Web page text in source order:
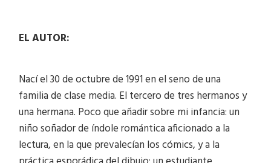
EL AUTOR:
Nací el 30 de octubre de 1991 en el seno de una
familia de clase media. El tercero de tres hermanos y
una hermana. Poco que añadir sobre mi infancia: un
niño soñador de índole romántica aficionado a la
lectura, en la que prevalecían los cómics, y a la